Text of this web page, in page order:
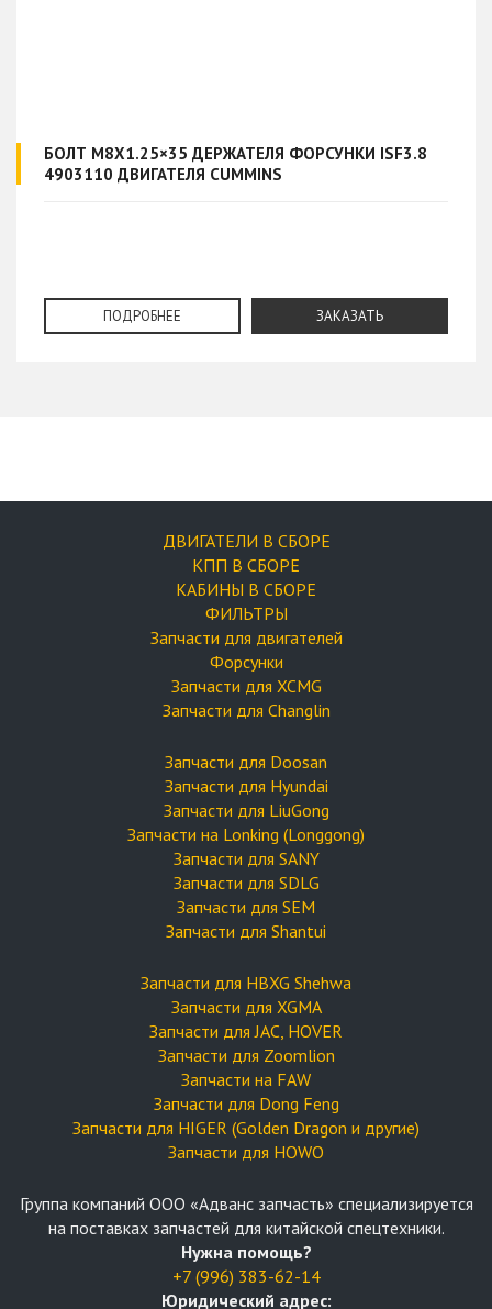
БОЛТ M8X1.25×35 ДЕРЖАТЕЛЯ ФОРСУНКИ ISF3.8
4903110 ДВИГАТЕЛЯ CUMMINS
ПОДРОБНЕЕ ЗАКАЗАТЬ
ДВИГАТЕЛИ В СБОРЕ
КПП В СБОРЕ
КАБИНЫ В СБОРЕ
ФИЛЬТРЫ
Запчасти для двигателей
Форсунки
Запчасти для XCMG
Запчасти для Changlin
Запчасти для Doosan
Запчасти для Hyundai
Запчасти для LiuGong
Запчасти на Lonking (Longgong)
Запчасти для SANY
Запчасти для SDLG
Запчасти для SEM
Запчасти для Shantui
Запчасти для HBXG Shehwa
Запчасти для XGMA
Запчасти для JAC, HOVER
Запчасти для Zoomlion
Запчасти на FAW
Запчасти для Dong Feng
Запчасти для HIGER (Golden Dragon и другие)
Запчасти для HOWO
Группа компаний OOO «Адванс запчасть» специализируется
на поставках запчастей для китайской спецтехники.
Нужна помощь?
+7 (996) 383-62-14
Юридический адрес: